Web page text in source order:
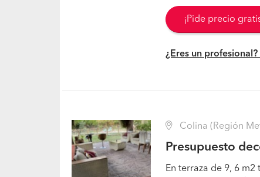
¡Pide precio
¿Eres un
Colina (Región
Presupuesto
En terraza de 9, 6